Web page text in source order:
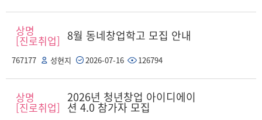
상명
[진로취업] 8월 동네창업학고 모집 안내
767177 성현지 2026-07-16 126794
상명
[진로취업]
2026년 청년창업 아이디에이
션 4.0 참가자 모집